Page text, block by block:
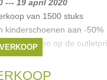
--- 19 april 2020
van 1500 stuks
kinderschoenen aan -50%
-20% boven op de
Dit alles te
webshop "De kleine